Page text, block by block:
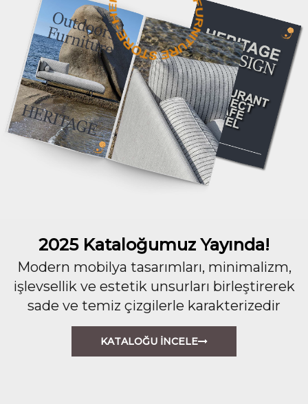
2025 Kataloğumuz Yayında!
Modern mobilya tasarımları, minimalizm,
işlevsellik ve estetik unsurları birleştirerek
sade ve temiz çizgilerle karakterizedir
KATALOĞU İNCELE